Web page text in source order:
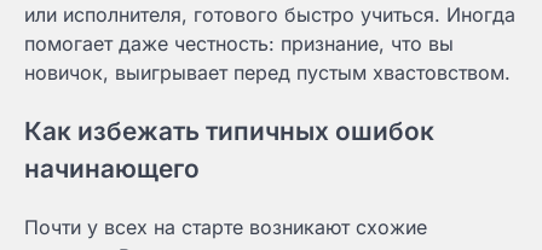
или исполнителя, готового быстро учиться. Иногда
помогает даже честность: признание, что вы
новичок, выигрывает перед пустым хвастовством.
Как избежать типичных ошибок
начинающего
Почти у всех на старте возникают схожие